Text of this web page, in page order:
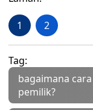
1 2
Tag:
bagaimana
pemilik?